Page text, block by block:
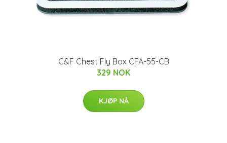
C&F Chest Fly Box CFA-55-CB
329 NOK
KJØP NÅ